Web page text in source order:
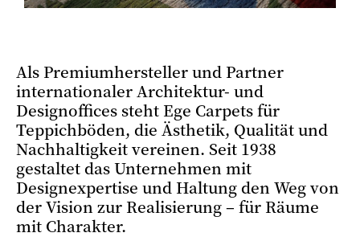
Als Premiumhersteller und Partner
internationaler Architektur- und
Designoffices steht Ege Carpets für
Teppichböden, die Ästhetik, Qualität und
Nachhaltigkeit vereinen. Seit 1938
gestaltet das Unternehmen mit
Designexpertise und Haltung den Weg von
der Vision zur Realisierung – für Räume
mit Charakter.